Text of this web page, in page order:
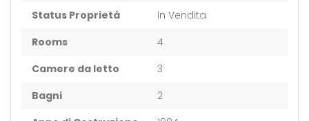
Status Proprietà
In Vendita
Rooms
4
Camere da letto
3
Bagni
2